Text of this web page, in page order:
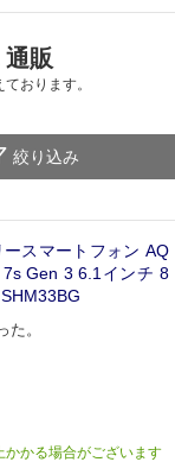
販
おります。
絞り込み
スマートフォン AQ
Gen 3 6.1インチ 8
た。
かる場合がございます